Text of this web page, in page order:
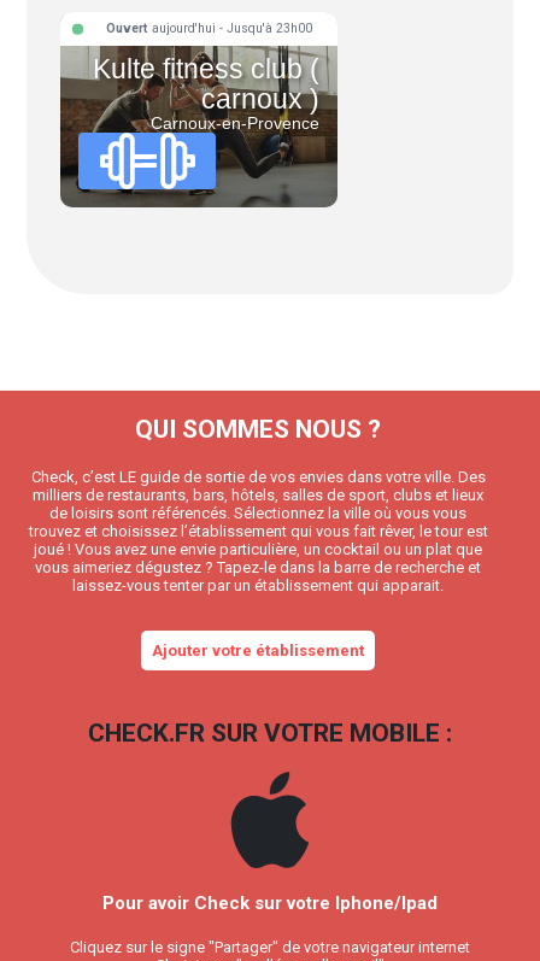
Kulte fitness club (
carnoux )
Carnoux-en-Provence
Ouvert aujourd'hui - Jusqu'à 23h00
QUI SOMMES NOUS ?
Check, c’est LE guide de sortie de vos envies dans votre ville. Des
milliers de restaurants, bars, hôtels, salles de sport, clubs et lieux
de loisirs sont référencés. Sélectionnez la ville où vous vous
trouvez et choisissez l’établissement qui vous fait rêver, le tour est
joué ! Vous avez une envie particulière, un cocktail ou un plat que
vous aimeriez dégustez ? Tapez-le dans la barre de recherche et
laissez-vous tenter par un établissement qui apparait.
Ajouter votre établissement
CHECK.FR SUR VOTRE MOBILE :
Pour avoir Check sur votre Iphone/Ipad
Cliquez sur le signe "Partager" de votre navigateur internet